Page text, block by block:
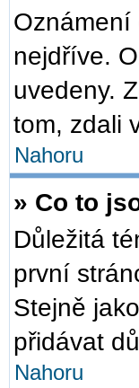
Oznámení
nejdříve.
uvedeny.
tom, zdali
Nahoru
» Co to
Důležitá
první
Stejně
přidávat
Nahoru